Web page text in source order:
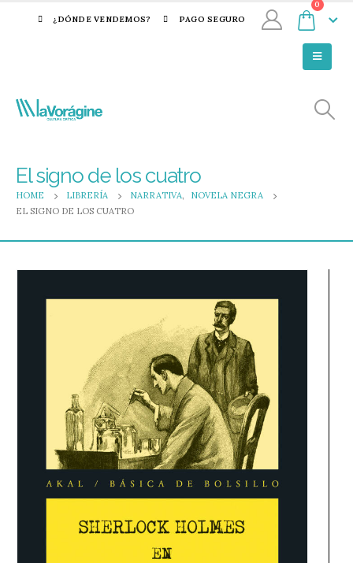
¿DÓNDE VENDEMOS? PAGO SEGURO
0
El signo de los cuatro
HOME LIBRERÍA NARRATIVA,
NOVELA NEGRA
EL SIGNO DE LOS CUATRO